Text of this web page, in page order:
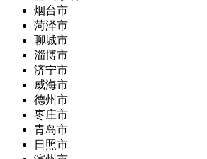
烟台市
菏泽市
聊城市
淄博市
济宁市
威海市
德州市
枣庄市
青岛市
日照市